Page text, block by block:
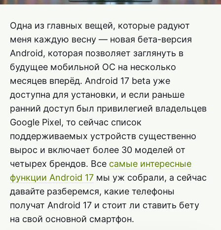
Одна из главных вещей, которые радуют
меня каждую весну — новая бета-версия
Android, которая позволяет заглянуть в
будущее мобильной ОС на несколько
месяцев вперёд. Android 17 beta уже
доступна для установки, и если раньше
ранний доступ был привилегией владельцев
Google Pixel, то сейчас список
поддерживаемых устройств существенно
вырос и включает более 30 моделей от
четырех брендов. Все самые интересные
функции Android 17 мы уж собрали, а сейчас
давайте разберемся, какие телефоны
получат Android 17 и стоит ли ставить бету
на свой основной смартфон.